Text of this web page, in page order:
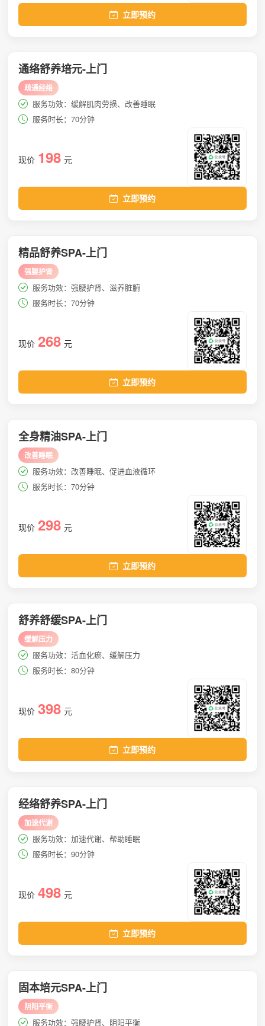
立即预约
通络舒养培元-上门
疏通经络
服务功效：缓解肌肉劳损、改善睡眠
服务时长：70分钟
现价 198 元
立即预约
精品舒养SPA-上门
强腰护肾
服务功效：强腰护肾、滋养脏腑
服务时长：70分钟
现价 268 元
立即预约
全身精油SPA-上门
改善睡眠
服务功效：改善睡眠、促进血液循环
服务时长：70分钟
现价 298 元
立即预约
舒养舒缓SPA-上门
缓解压力
服务功效：活血化瘀、缓解压力
服务时长：80分钟
现价 398 元
立即预约
经络舒养SPA-上门
加速代谢
服务功效：加速代谢、帮助睡眠
服务时长：90分钟
现价 498 元
立即预约
固本培元SPA-上门
阴阳平衡
服务功效：强腰护肾、阴阳平衡